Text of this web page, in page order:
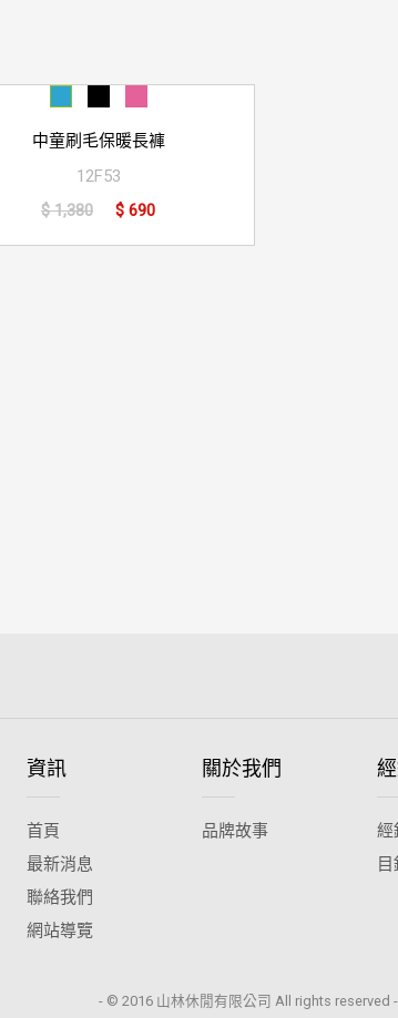
中童刷毛保暖長褲
12F53
$ 1,380
$ 690
資訊
首頁
最新消息
聯絡我們
網站導覽
關於我們
品牌故事
經
- © 2016 山林休閒有限公司 All rights reserved -